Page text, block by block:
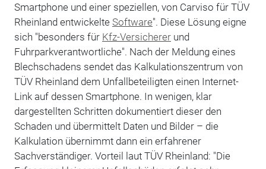
Smartphone und einer speziellen, von Carviso für TÜV
Rheinland entwickelte Software". Diese Lösung eigne
sich "besonders für Kfz-Versichererund
Fuhrparkverantwortliche". Nach der Meldung eines
Blechschadens sendet das Kalkulationszentrum von
TÜV Rheinland dem Unfallbeteiligten einen Internet-
Link auf dessen Smartphone. In wenigen, klar
dargestellten Schritten dokumentiert dieser den
Schaden und übermittelt Daten und Bilder – die
Kalkulation übernimmt dann ein erfahrener
Sachverständiger. Vorteil laut TÜV Rheinland: "Die